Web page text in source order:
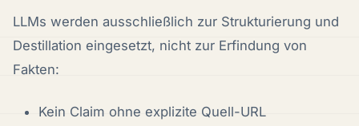
LLMs werden ausschließlich zur Strukturierung und
Destillation eingesetzt, nicht zur Erfindung von
Fakten:
Kein Claim ohne explizite Quell-URL